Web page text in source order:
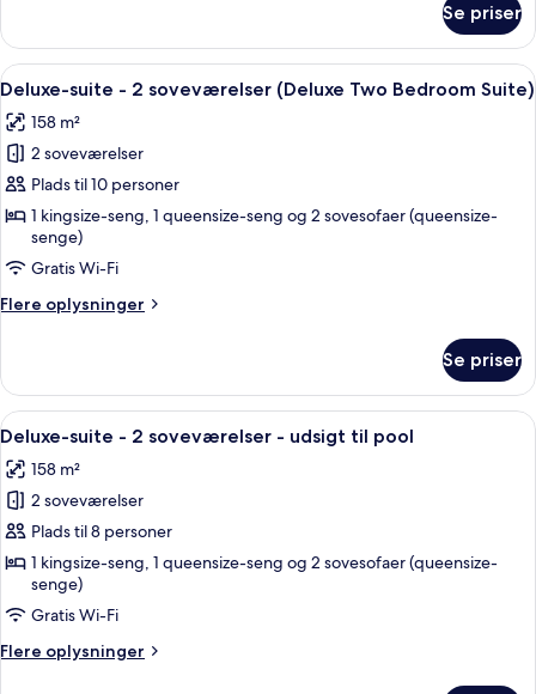
suite
2
Se priser
Indlæs
alle
billeder
af
Deluxe-
suite
2
soveværelser
Bedroom
Suite)
Et hotelværelse med en stor seng,
27
Deluxe-suite - 2 soveværelser (Deluxe Two Bedroom Suite)
158 m²
2 soveværelser
Plads til 10 personer
1 kingsize-seng, 1 queensize-seng og 2 sovesofaer (queensize-
senge)
Gratis Wi-Fi
Flere oplysninger
Flere
suite
2
(Deluxe
Two
Bedroom
Suite)
Se priser
Indlæs
alle
billeder
af
Deluxe-
suite
2
soveværelser
Balkon med udsigt over pool, hvide
28
Deluxe-suite - 2 soveværelser - udsigt til pool
158 m²
2 soveværelser
Plads til 8 personer
1 kingsize-seng, 1 queensize-seng og 2 sovesofaer (queensize-
senge)
Gratis Wi-Fi
Flere oplysninger
Flere